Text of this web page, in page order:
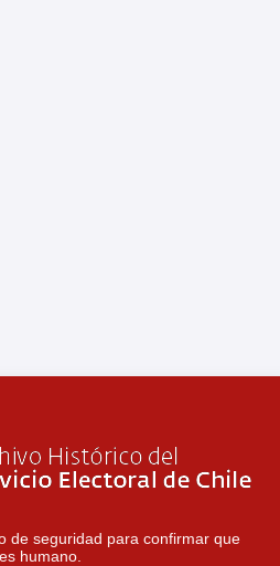
de seguridad para confirmar que
humano.